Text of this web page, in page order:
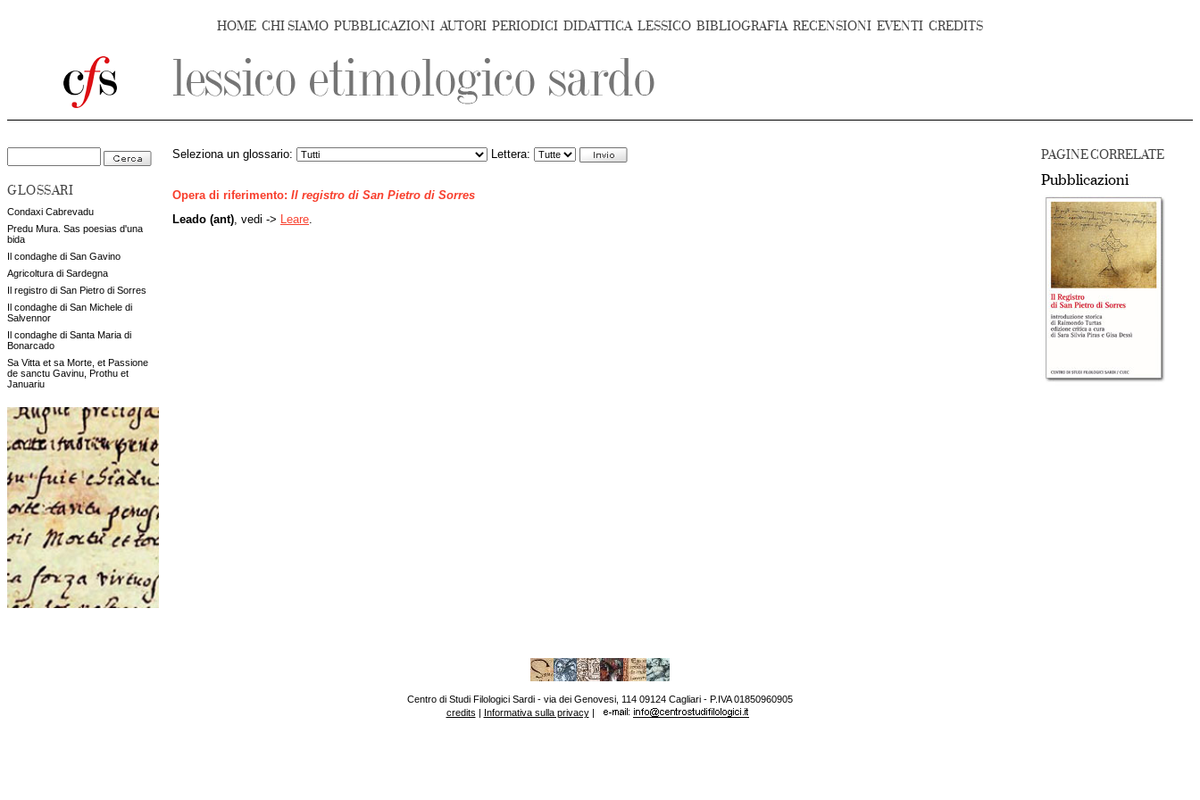
HOME CHI SIAMO PUBBLICAZIONI AUTORI PERIODICI DIDATTICA LESSICO BIBLIOGRAFIA RECENSIONI EVENTI CREDITS
GLOSSARI
Condaxi Cabrevadu
Predu Mura. Sas poesias d'una
bida
Il condaghe di San Gavino
Agricoltura di Sardegna
Il registro di San Pietro di Sorres
Il condaghe di San Michele di
Salvennor
Il condaghe di Santa Maria di
Bonarcado
Sa Vitta et sa Morte, et Passione
de sanctu Gavinu, Prothu et
Januariu
PAGINE CORRELATE
Pubblicazioni
Seleziona un glossario: Lettera:
Opera di riferimento: Il registro di San Pietro di Sorres
Leado (ant) , vedi -> Leare
Centro di Studi Filologici Sardi - via dei Genovesi, 114 09124 Cagliari - P.IVA 01850960905
credits | Informativa sulla privacy|